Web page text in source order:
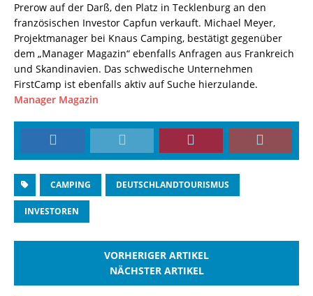
Prerow auf der Darß, den Platz in Tecklenburg an den
französischen Investor Capfun verkauft. Michael Meyer,
Projektmanager bei Knaus Camping, bestätigt gegenüber
dem „Manager Magazin“ ebenfalls Anfragen aus Frankreich
und Skandinavien. Das schwedische Unternehmen
FirstCamp ist ebenfalls aktiv auf Suche hierzulande.
Manager Magazin
CAMPING DEUTSCHLANDTOURISMUS
INVESTOREN
VORHERIGER ARTIKEL
NÄCHSTER ARTIKEL